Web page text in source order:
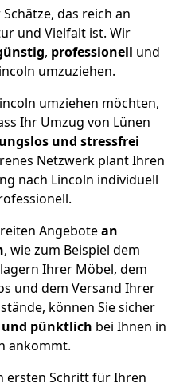
das reich an
und Vielfalt ist. Wir
, professionell und
umzuziehen.
umziehen möchten,
Ihr Umzug von Lünen
und stressfrei
Netzwerk plant Ihren
nach Lincoln individuell
Angebotean
, wie zum Beispiel dem
Ihrer Möbel, dem
und dem Versand Ihrer
können Sie sicher
und pünktlich bei Ihnen in
ankommt.
ersten Schritt für Ihren